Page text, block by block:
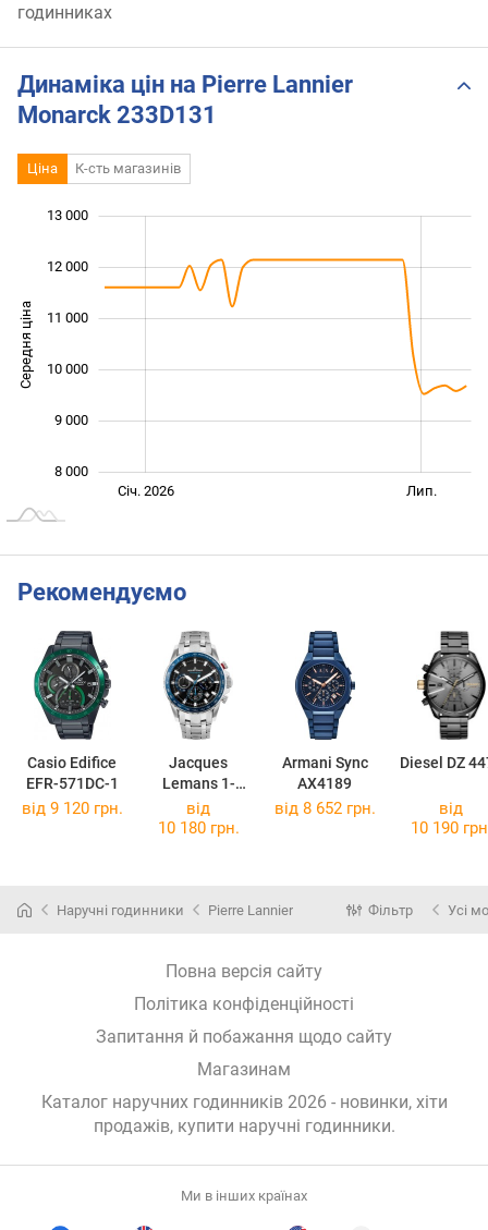
годинниках
Динаміка цін на Pierre Lannier
Monarck 233D131
Ціна К-сть магазинів
Середня ціна
8 000
9 000
10 000
11 000
12 000
13 000
Жовт.Січ. 2026
Січ. 2027 Лип.
Рекомендуємо
Casio Edifice
EFR-571DC-1
Jacques
Lemans 1-
2099E
Armani Sync
AX4189
Diesel DZ
від 9 120 грн.
від
10 180 грн.
від 8 652 грн.
від
10 190
Наручні годинники Pierre Lannier Фільтр Усі
Повна версія сайту
Політика конфіденційності
Запитання й побажання щодо сайту
Магазинам
Каталог наручних годинників 2026 - новинки, хіти
продажів, купити наручні годинники.
Ми в інших країнах